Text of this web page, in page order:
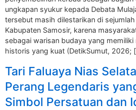
ungkapan syukur kepada Debata
tersebut masih dilestarikan di
Kabupaten Samosir, karena
sebagai warisan budaya yang
historis yang kuat (DetikSumut, 2026;
Tari Faluaya Nias
Perang Legendaris
Simbol Persatuan dan